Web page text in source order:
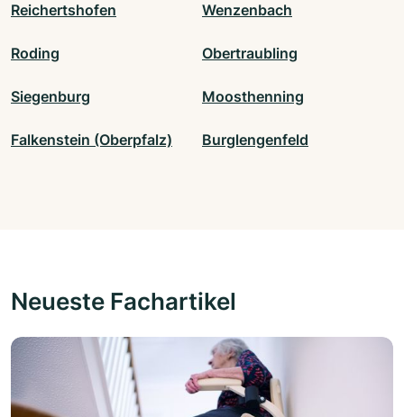
Reichertshofen Wenzenbach
Roding Obertraubling
Siegenburg Moosthenning
Falkenstein (Oberpfalz) Burglengenfeld
Neueste Fachartikel